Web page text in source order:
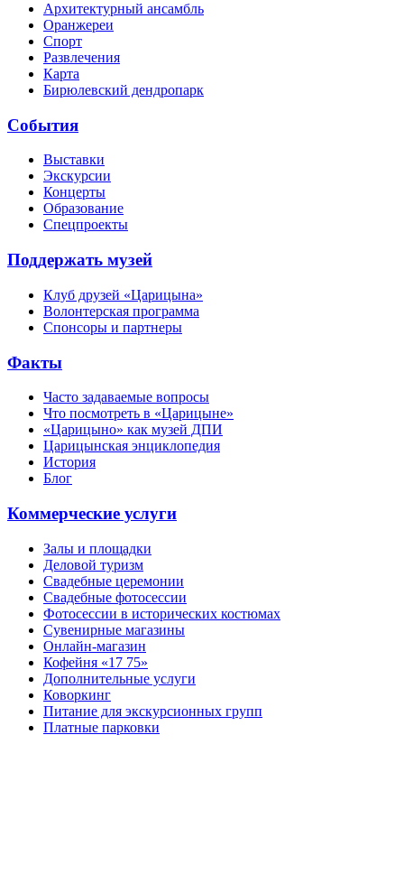
Архитектурный ансамбль
Оранжереи
Спорт
Развлечения
Карта
Бирюлевский дендропарк
События
Выставки
Экскурсии
Концерты
Образование
Спецпроекты
Поддержать музей
Клуб друзей «Царицына»
Волонтерская программа
Спонсоры и партнеры
Факты
Часто задаваемые вопросы
Что посмотреть в «Царицыне»
«Царицыно» как музей ДПИ
Царицынская энциклопедия
История
Блог
Коммерческие услуги
Залы и площадки
Деловой туризм
Свадебные церемонии
Свадебные фотосессии
Фотосессии в исторических костюмах
Сувенирные магазины
Онлайн-магазин
Кофейня «17 75»
Дополнительные услуги
Коворкинг
Питание для экскурсионных групп
Платные парковки